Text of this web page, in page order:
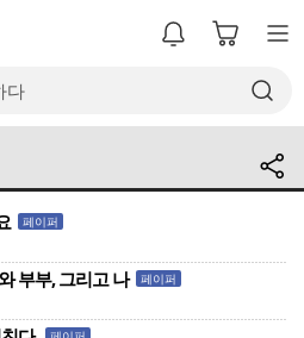
페이퍼
부부, 그리고 나 페이퍼